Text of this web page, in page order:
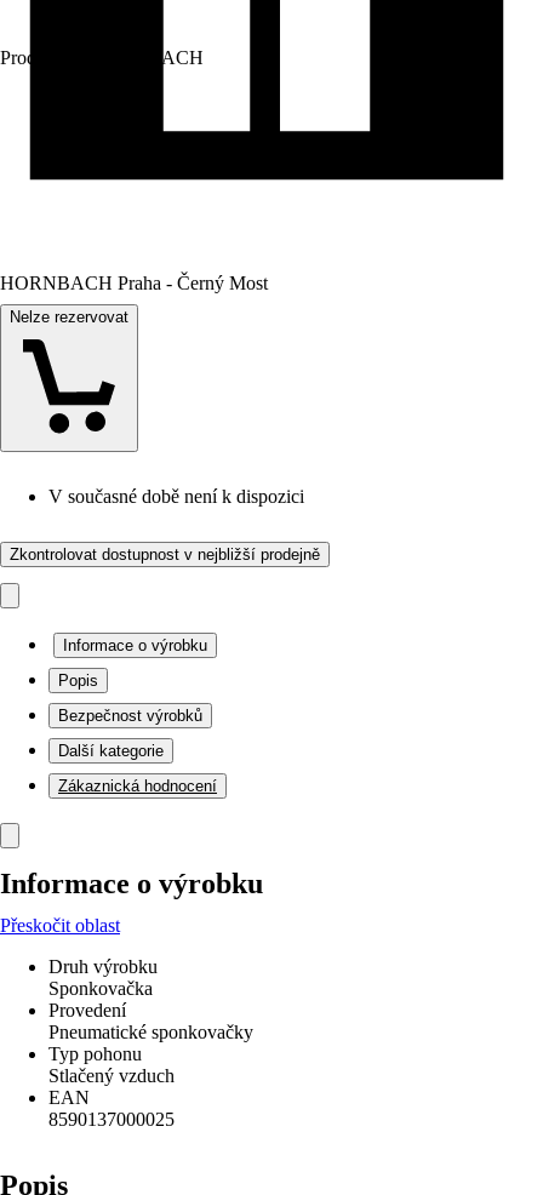
Prodej přes: HORNBACH
HORNBACH Praha - Černý Most
Nelze rezervovat
V současné době není k dispozici
Zkontrolovat dostupnost v nejbližší prodejně
Informace o výrobku
Popis
Bezpečnost výrobků
Další kategorie
Zákaznická hodnocení
Informace o výrobku
Přeskočit oblast
Druh výrobku
Sponkovačka
Provedení
Pneumatické sponkovačky
Typ pohonu
Stlačený vzduch
EAN
8590137000025
Popis